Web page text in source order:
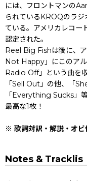
には、フロントマンの
られているKROQのラ
ている。アメリカレコー
認定された。
Reel Big Fishは後に、
Not Happy」にこのア
Radio Off」という曲を収
「Sell Out」の他、「
「Everything Sucks」
最高な1枚！
※ 歌詞対訳・解説・オビ
Notes & Tracklis